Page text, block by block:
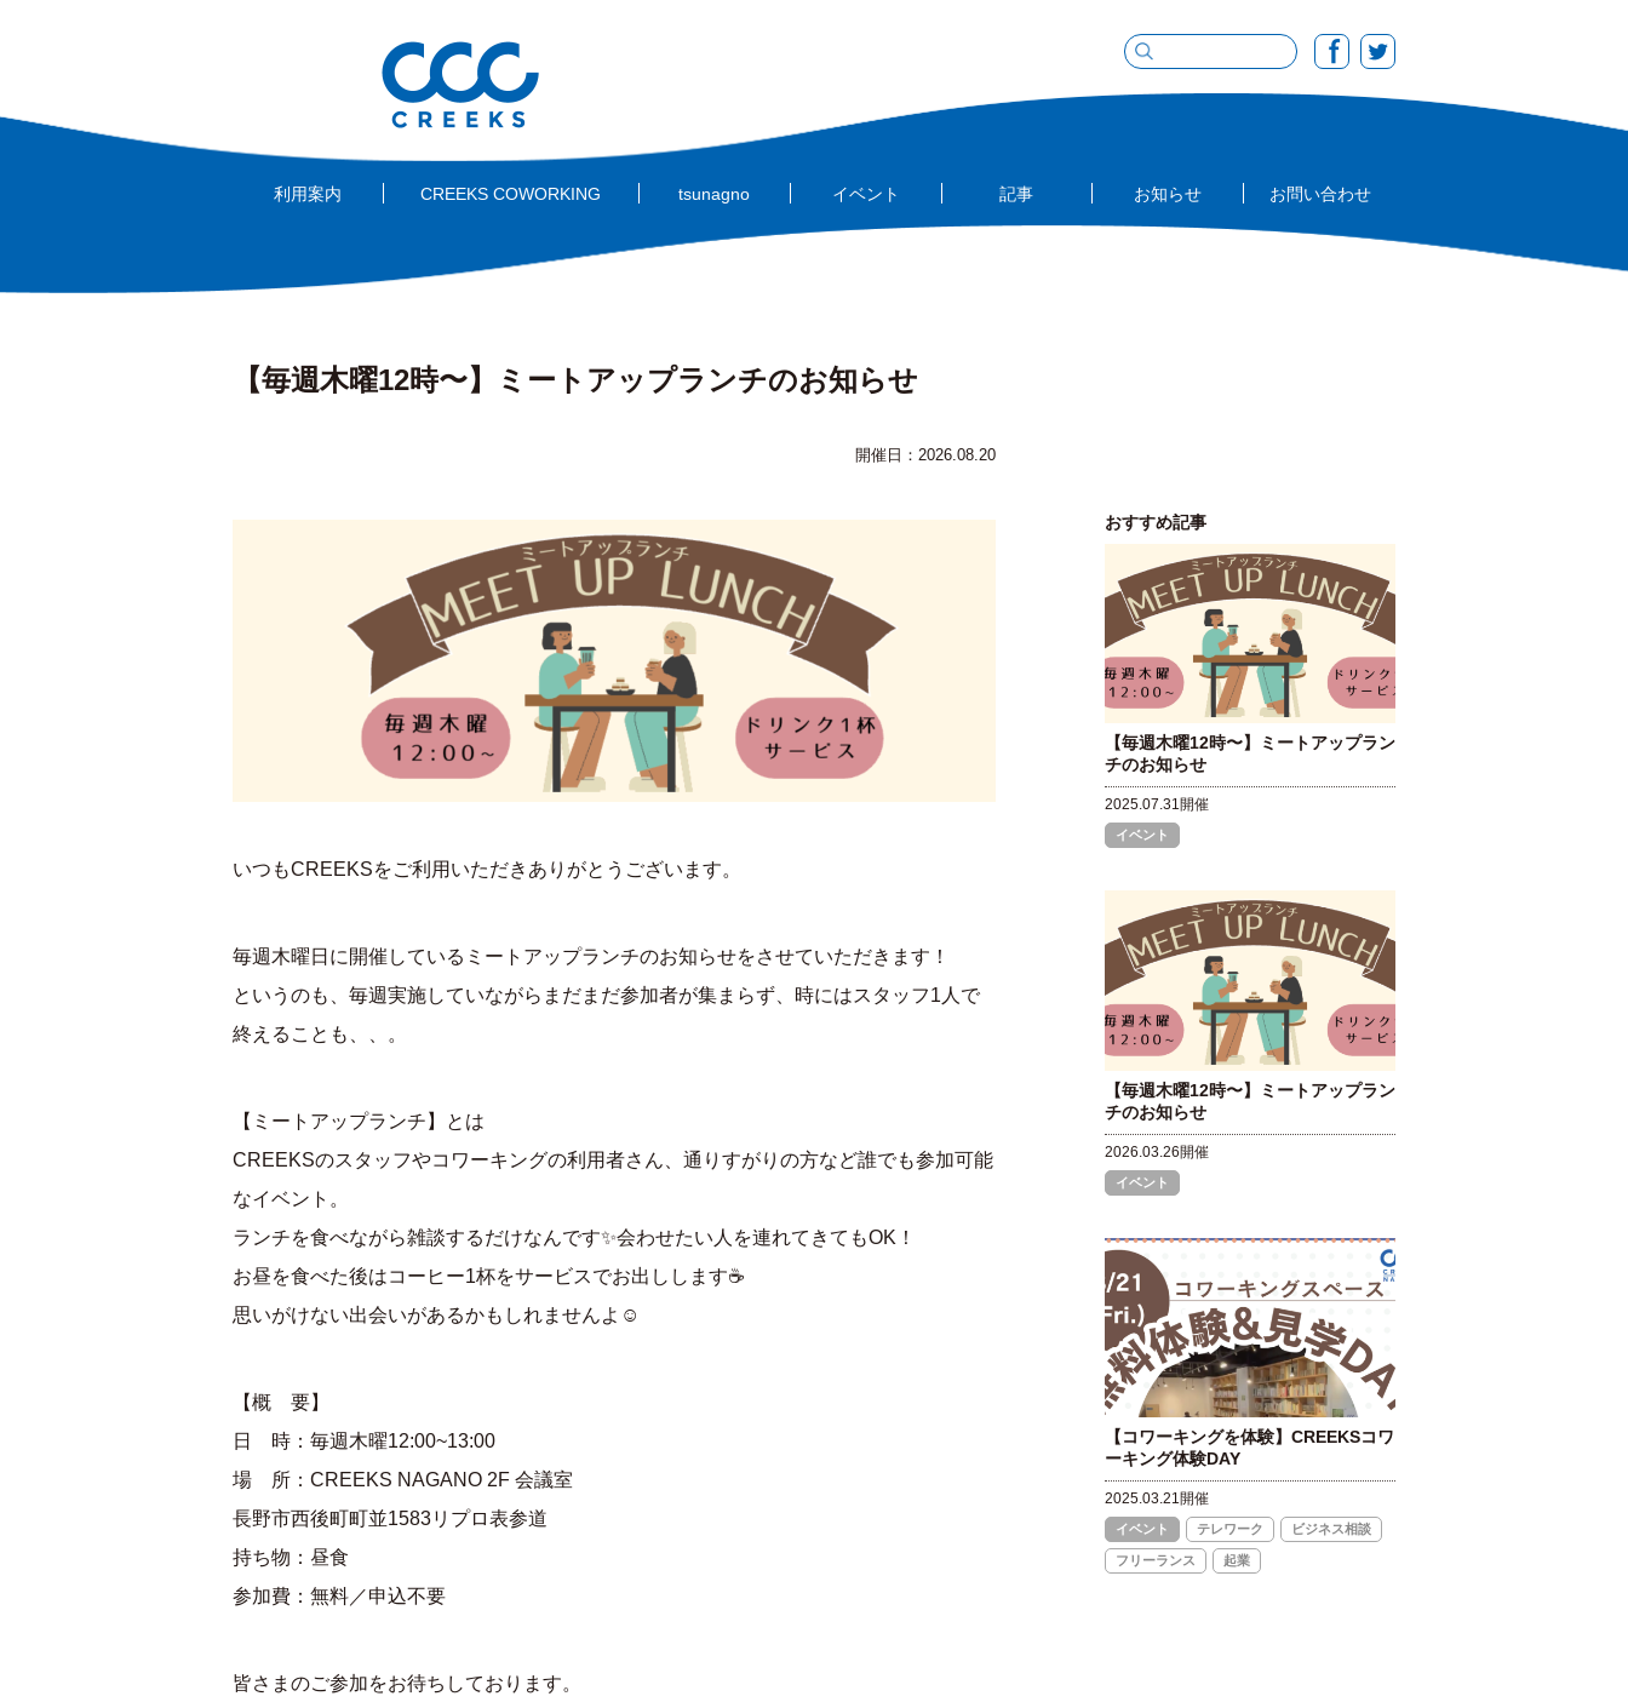
利用案内 CREEKS COWORKING tsunagno イベント 記事 お知らせ お問い合わせ
【毎週木曜12時〜】ミートアップランチのお知らせ
開催日：2026.08.20
いつもCREEKSをご利用いただきありがとうございます。
毎週木曜日に開催しているミートアップランチのお知らせをさせていただきます！
というのも、毎週実施していながらまだまだ参加者が集まらず、時にはスタッフ1人で
終えることも、、。
【ミートアップランチ】とは
CREEKSのスタッフやコワーキングの利用者さん、通りすがりの方など誰でも参加可能
なイベント。
ランチを食べながら雑談するだけなんです✨会わせたい人を連れてきてもOK！
お昼を食べた後はコーヒー1杯をサービスでお出しします☕️
思いがけない出会いがあるかもしれませんよ☺️
【概 要】
日 時：毎週木曜12:00~13:00
場 所：CREEKS NAGANO 2F 会議室
長野市西後町町並1583リプロ表参道
持ち物：昼食
参加費：無料／申込不要
皆さまのご参加をお待ちしております。
おすすめ記事
【毎週木曜12時〜】ミートアップラン
チのお知らせ
2025.07.31開催
イベント
【毎週木曜12時〜】ミートアップラン
チのお知らせ
2026.03.26開催
イベント
【コワーキングを体験】CREEKSコワ
ーキング体験DAY
2025.03.21開催
イベント テレワーク ビジネス相談
フリーランス 起業